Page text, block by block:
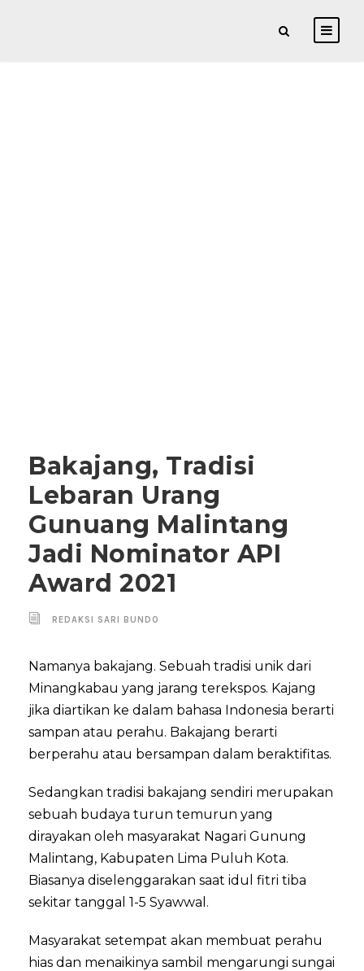
Bakajang, Tradisi
Lebaran Urang
Gunuang Malintang
Jadi Nominator API
Award 2021
REDAKSI SARI BUNDO
Namanya bakajang. Sebuah tradisi unik dari
Minangkabau yang jarang terekspos. Kajang
jika diartikan ke dalam bahasa Indonesia berarti
sampan atau perahu. Bakajang berarti
berperahu atau bersampan dalam beraktifitas.
Sedangkan tradisi bakajang sendiri merupakan
sebuah budaya turun temurun yang
dirayakan oleh masyarakat Nagari Gunung
Malintang, Kabupaten Lima Puluh Kota.
Biasanya diselenggarakan saat idul fitri tiba
sekitar tanggal 1-5 Syawwal.
Masyarakat setempat akan membuat perahu
hias dan menaikinya sambil mengarungi sungai